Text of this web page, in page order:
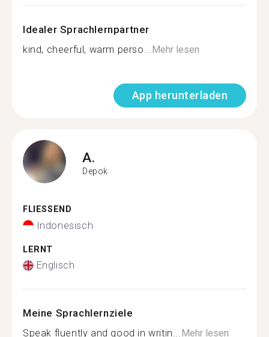
Idealer Sprachlernpartner
kind, cheerful, warm perso...Mehr lesen
App herunterladen
A.
Depok
FLIESSEND
Indonesisch
LERNT
Englisch
Meine Sprachlernziele
Speak fluently and good in writin...Mehr lesen